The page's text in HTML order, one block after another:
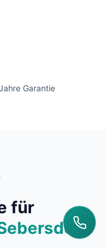
Garantie
für